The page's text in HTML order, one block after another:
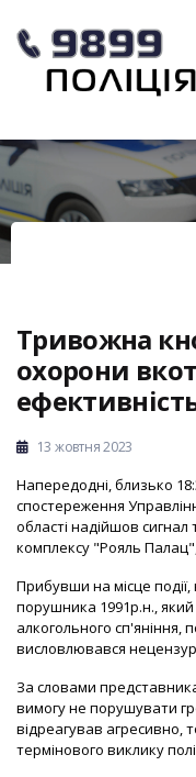
Тривожна
охорони
13 жовтня 2023
Напередодні, близько
спостереження
області надійшов
комплексу "Рояль
Прибувши на місце
порушника 1991р.н.,
алкогольного
висловлювався
За словами
вимогу не порушувати
відреагував агресивно,
термінового виклику